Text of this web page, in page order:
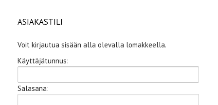
ASIAKASTILI
Voit kirjautua sisään alla olevalla lomakkeella.
Käyttäjätunnus:
Salasana: